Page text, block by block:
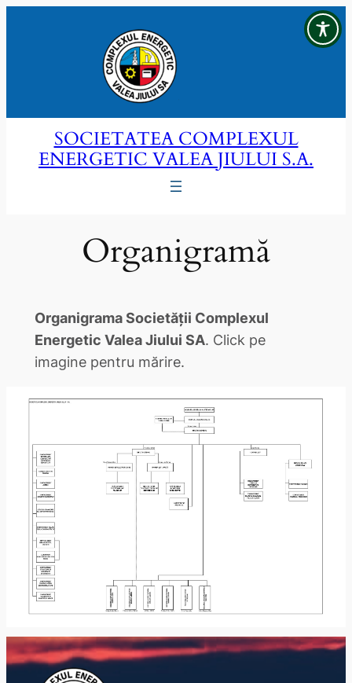
SOCIETATEA COMPLEXUL
ENERGETIC VALEA JIULUI S.A.
Organigramă
Organigrama Societății Complexul
Energetic Valea Jiului SA. Click pe
imagine pentru mărire.